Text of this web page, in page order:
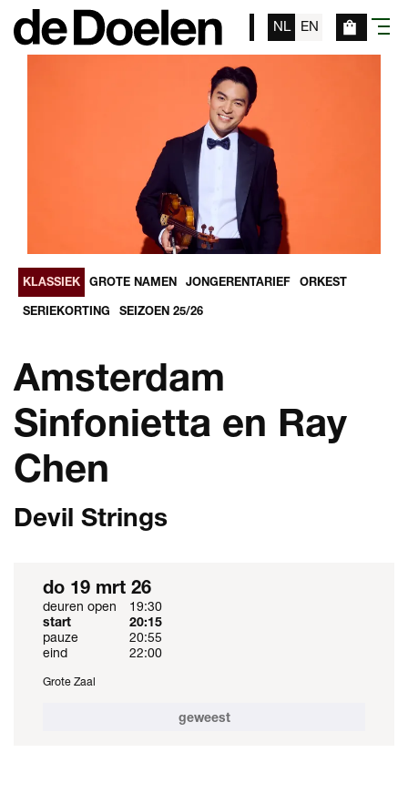
NL EN menu
KLASSIEK GROTE NAMEN JONGERENTARIEF ORKEST
SERIEKORTING SEIZOEN 25/26
Amsterdam
Sinfonietta en Ray
Chen
Devil Strings
do 19 mrt 26
deuren open
19:30
start
20:15
pauze
20:55
eind
22:00
Grote Zaal
geweest